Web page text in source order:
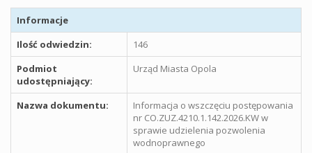
Informacje
Ilość odwiedzin:
146
Podmiot
udostępniający:
Urząd Miasta Opola
Nazwa dokumentu:
Informacja o wszczęciu postępowania
nr CO.ZUZ.4210.1.142.2026.KW w
sprawie udzielenia pozwolenia
wodnoprawnego